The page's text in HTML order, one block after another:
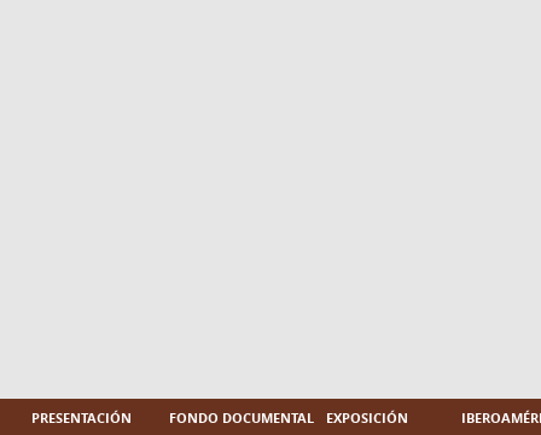
PRESENTACIÓN FONDO DOCUMENTAL EXPOSICIÓN